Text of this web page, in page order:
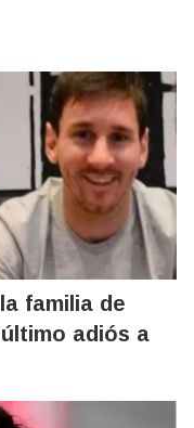
familia de
adiós a